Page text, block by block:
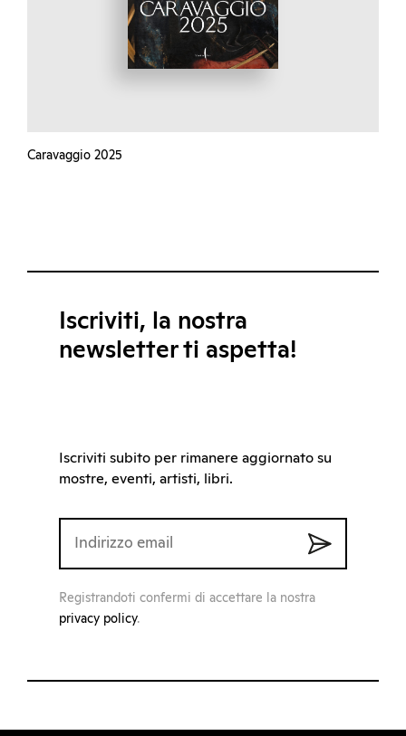
Caravaggio 2025
Iscriviti, la nostra
newsletter ti aspetta!
Iscriviti subito per rimanere aggiornato su
mostre, eventi, artisti, libri.
Registrandoti confermi di accettare la nostra
privacy policy.